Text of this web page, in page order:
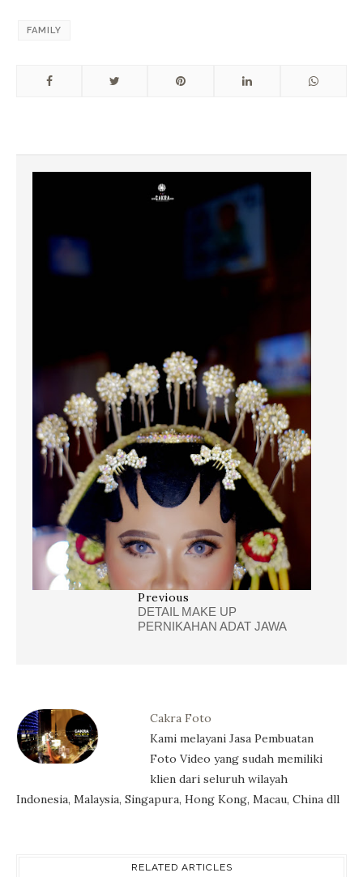
FAMILY
Previous
DETAIL MAKE UP
PERNIKAHAN ADAT JAWA
Cakra Foto
Kami melayani Jasa Pembuatan
Foto Video yang sudah memiliki
klien dari seluruh wilayah
Indonesia, Malaysia, Singapura, Hong Kong, Macau, China dll
RELATED ARTICLES